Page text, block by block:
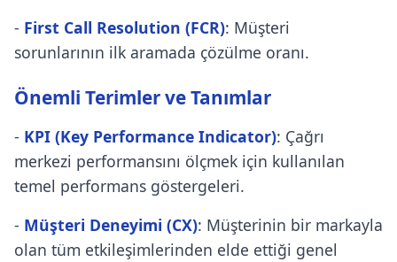
- First Call Resolution (FCR): Müşteri
sorunlarının ilk aramada çözülme oranı.
Önemli Terimler ve Tanımlar
- KPI (Key Performance Indicator): Çağrı
merkezi performansını ölçmek için kullanılan
temel performans göstergeleri.
- Müşteri Deneyimi (CX): Müşterinin bir markayla
olan tüm etkileşimlerinden elde ettiği genel